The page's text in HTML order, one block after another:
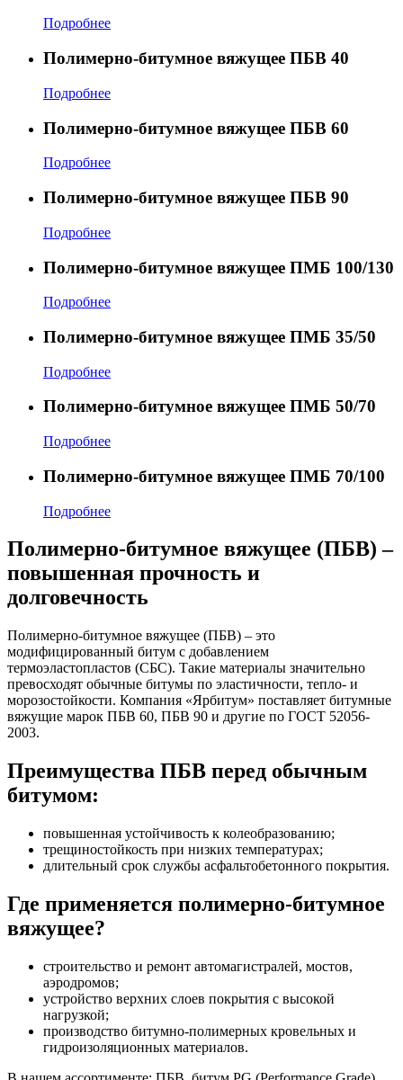
Подробнее
Полимерно-битумное вяжущее ПБВ 40
Подробнее
Полимерно-битумное вяжущее ПБВ 60
Подробнее
Полимерно-битумное вяжущее ПБВ 90
Подробнее
Полимерно-битумное вяжущее ПМБ 100/130
Подробнее
Полимерно-битумное вяжущее ПМБ 35/50
Подробнее
Полимерно-битумное вяжущее ПМБ 50/70
Подробнее
Полимерно-битумное вяжущее ПМБ 70/100
Подробнее
Полимерно-битумное вяжущее (ПБВ) –
повышенная прочность и
долговечность
Полимерно-битумное вяжущее (ПБВ) – это
модифицированный битум с добавлением
термоэластопластов (СБС). Такие материалы значительно
превосходят обычные битумы по эластичности, тепло- и
морозостойкости. Компания «Ярбитум» поставляет битумные
вяжущие марок ПБВ 60, ПБВ 90 и другие по ГОСТ 52056-
2003.
Преимущества ПБВ перед обычным
битумом:
повышенная устойчивость к колеобразованию;
трещиностойкость при низких температурах;
длительный срок службы асфальтобетонного покрытия.
Где применяется полимерно-битумное
вяжущее?
строительство и ремонт автомагистралей, мостов,
аэродромов;
устройство верхних слоев покрытия с высокой
нагрузкой;
производство битумно-полимерных кровельных и
гидроизоляционных материалов.